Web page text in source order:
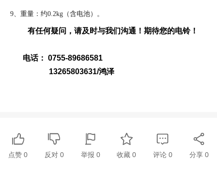
9、重量：约0.2kg（含电池）。
有任何疑问，请及时与我们沟通！期待您的电铃！
电话： 0755-89686581
13265803631/鸿泽
点赞0 反对 0 举报 0 收藏 0 评论 0 分享 0